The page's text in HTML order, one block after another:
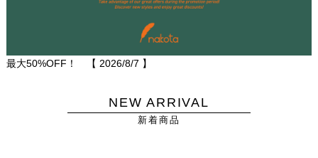
最大50%OFF！ 【 2026/8/7 】
NEW ARRIVAL
新着商品